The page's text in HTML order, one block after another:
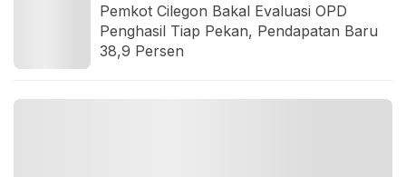
Pemkot Cilegon Bakal Evaluasi OPD
Penghasil Tiap Pekan, Pendapatan Baru
38,9 Persen